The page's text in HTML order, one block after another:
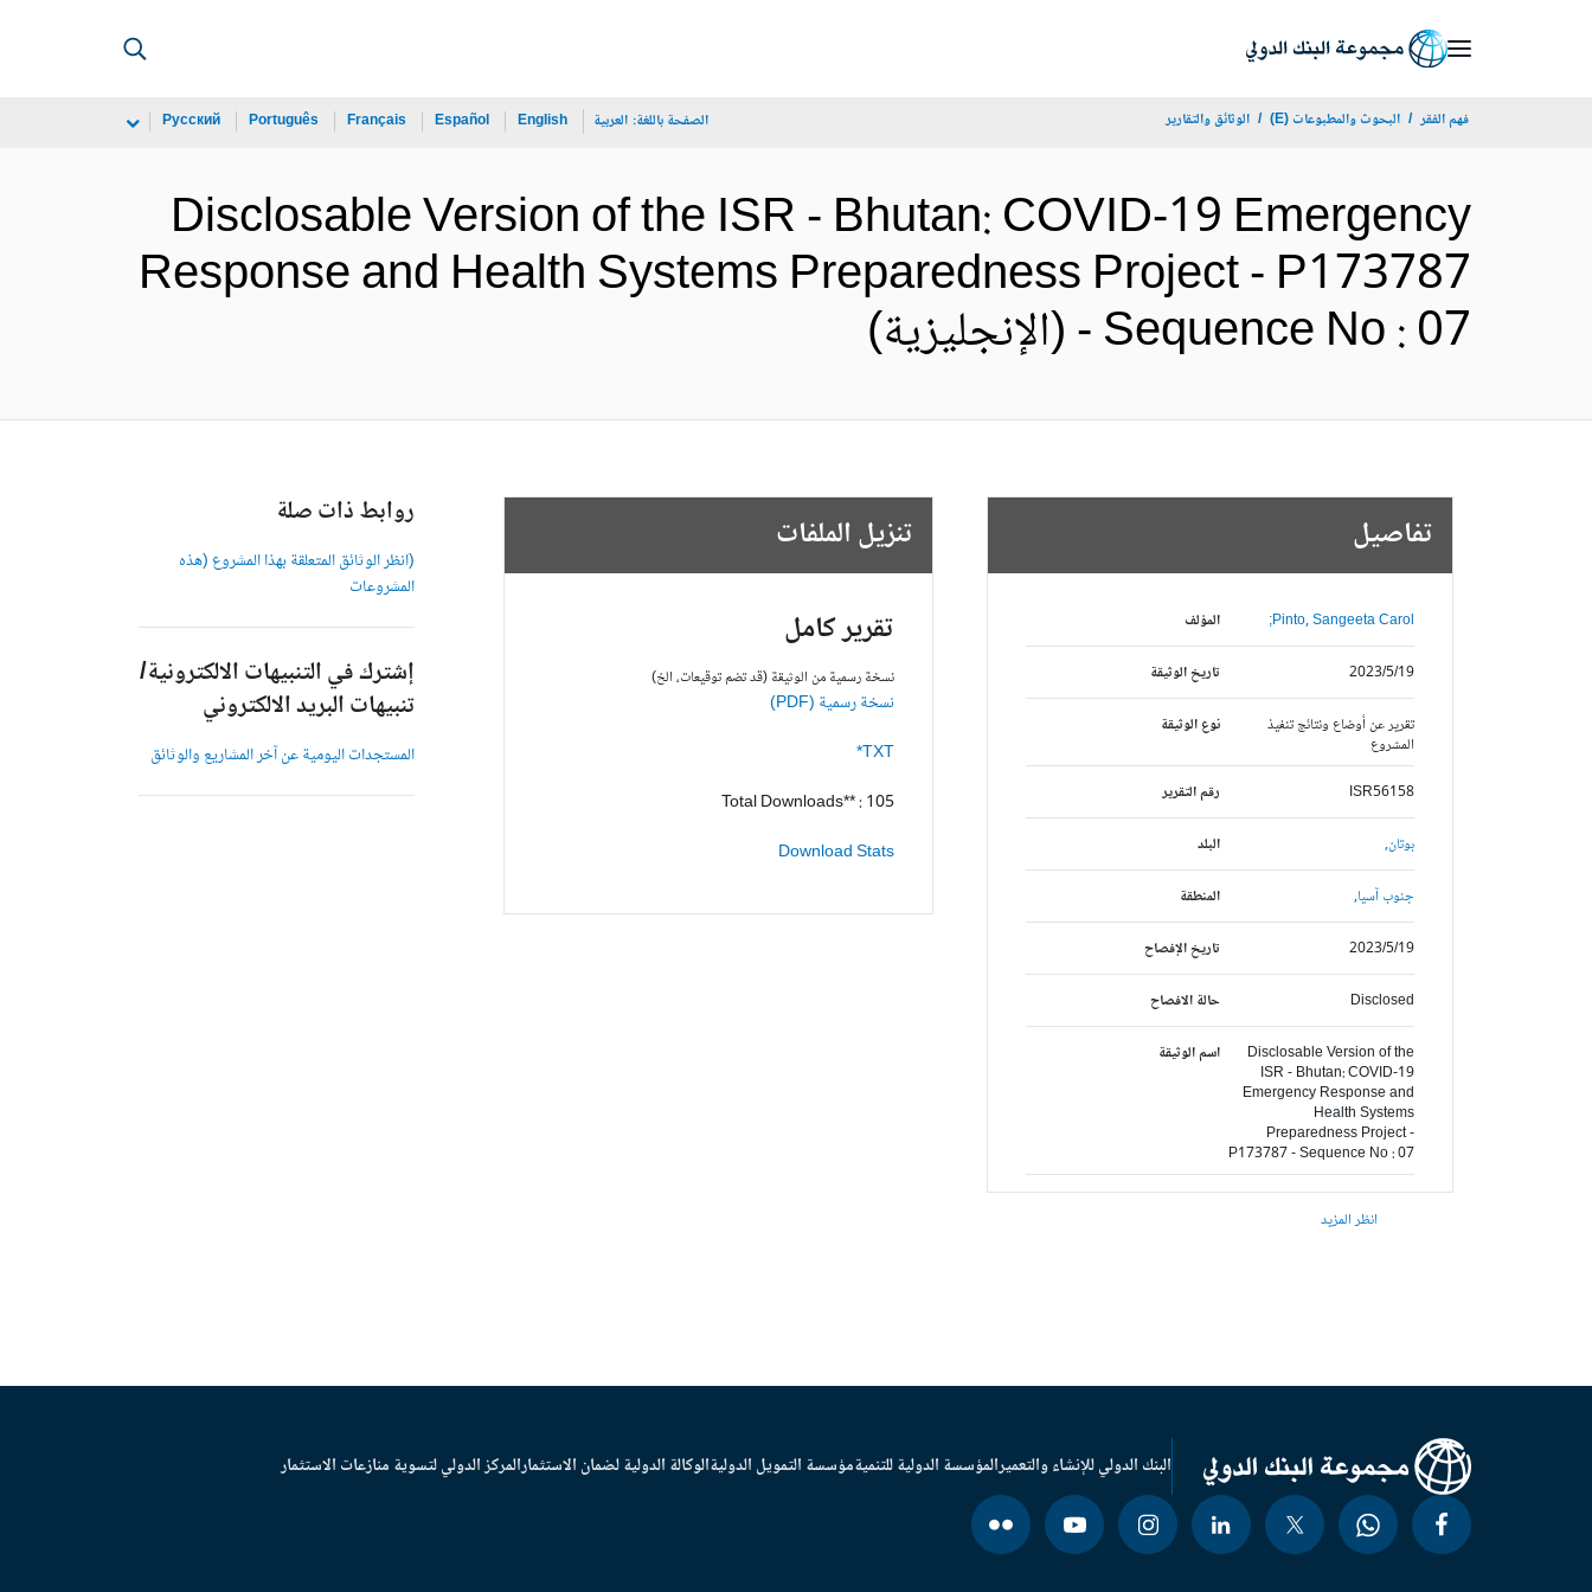
فهم الفقر البحوث والمطبوعات (E) الوثائق والتقارير الصفحة باللغة: العربية English
Español
Français
Português
Русский
Disclosable Version of the ISR - Bhutan: COVID-19 Emergency
Response and Health Systems Preparedness Project - P173787
- Sequence No : 07 (الإنجليزية)
تفاصيل
المؤلف Pinto, Sangeeta Carol;
تاريخ الوثيقة 2023/5/19
نوع الوثيقة
تقرير عن أوضاع ونتائج تنفيذ
المشروع
رقم التقرير
ISR56158
البلد بوتان,
المنطقة جنوب آسيا,
تاريخ الإفصاح 2023/5/19
حالة الافصاح Disclosed
اسم الوثيقة
Disclosable Version of the
ISR - Bhutan: COVID-19
Emergency Response and
Health Systems
Preparedness Project -
P173787 - Sequence No : 07
انظر المزيد
تنزيل الملفات
تقرير كامل
نسخة رسمية من الوثيقة (قد تضم توقيعات، الخ)
نسخة رسمية (PDF)
TXT*
Total Downloads** : 105
Download Stats
روابط ذات صلة
(انظر الوثائق المتعلقة بهذا المشروع (هذه
المشروعات
إشترك في التنبيهات الالكترونية/
تنبيهات البريد الالكتروني
المستجدات اليومية عن آخر المشاريع والوثائق
البنك الدولي للإنشاء والتعميرالمؤسسة الدولية للتنميةمؤسسة التمويل الدوليةالوكالة الدولية لضمان الاستثمارالمركز الدولي لتسوية منازعات الاستثمار